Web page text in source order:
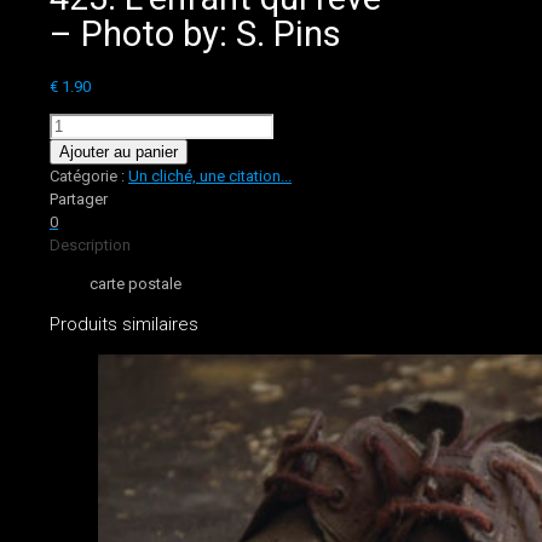
– Photo by: S. Pins
€ 1.90
quantité
de
423.
L'enfant
qui
rêve
S.
Ajouter au panier
Catégorie : Un cliché, une citation...
Partager
0
Description
carte postale
Produits similaires